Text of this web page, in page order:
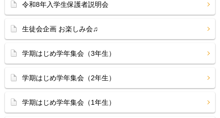
令和8年入学生保護者説明会
生徒会企画 お楽しみ会♫
学期はじめ学年集会（3年生）
学期はじめ学年集会（2年生）
学期はじめ学年集会（1年生）